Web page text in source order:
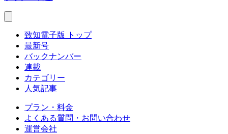
致知電子版 トップ
最新号
バックナンバー
連載
カテゴリー
人気記事
プラン・料金
よくある質問・お問い合わせ
運営会社